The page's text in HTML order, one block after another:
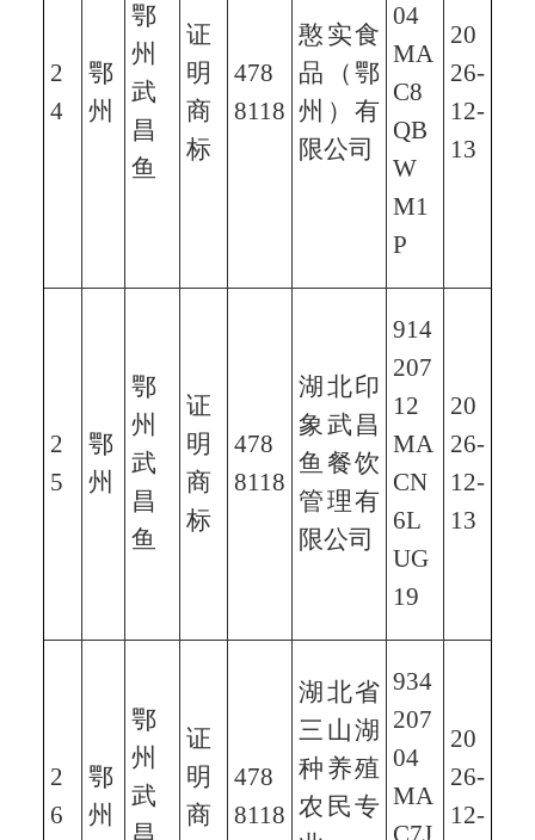
2
4
鄂
州
鄂
州
武
昌
鱼
证
明
商
标
478
8118
憨实食
品（鄂
州）有
限公司
04
MA
C8
QB
W
M1
P
20
26-
12-
13
2
5
鄂
州
鄂
州
武
昌
鱼
证
明
商
标
478
8118
湖北印
象武昌
鱼餐饮
管理有
限公司
914
207
12
MA
CN
6L
UG
19
20
26-
12-
13
2
6
鄂
州
鄂
州
武
昌
证
明
商
478
8118
湖北省
三山湖
种养殖
农民专
934
207
04
MA
C7J
20
26-
12-